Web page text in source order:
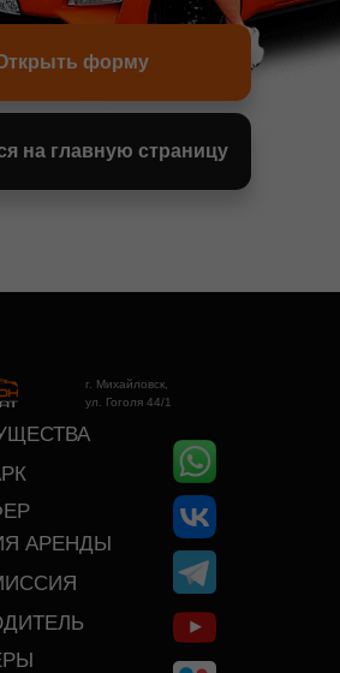
форму
на главную страницу
г. Михайловск,
ул. Гоголя 44/1
АРЕНДЫ